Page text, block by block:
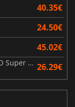
40.35€
24.50€
45.02€
DRAGON BALL Sparking! ZERO Super Limit Breaking NEO 26.29€